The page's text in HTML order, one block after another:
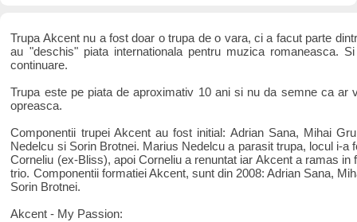
Trupa Akcent nu a fost doar o trupa de o vara, ci a facut parte
au "deschis" piata internationala pentru muzica romaneasca.
continuare.
Trupa este pe piata de aproximativ 10 ani si nu da semne ca ar
opreasca.
Componentii trupei Akcent au fost initial: Adrian Sana, Mihai
Nedelcu si Sorin Brotnei. Marius Nedelcu a parasit trupa, locul i-a
Corneliu (ex-Bliss), apoi Corneliu a renuntat iar Akcent a ramas in
trio. Componentii formatiei Akcent, sunt din 2008: Adrian Sana,
Sorin Brotnei.
Akcent - My Passion: